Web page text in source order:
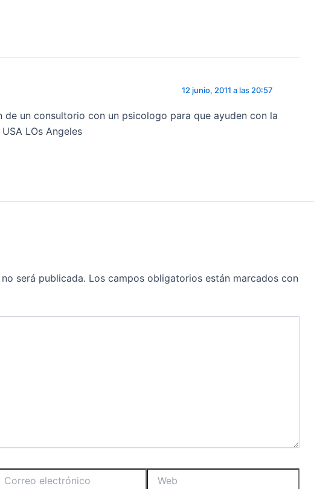
12 junio, 2011 a las 20:57
de un consultorio con un psicologo para que ayuden con la
LOs Angeles
será publicada. Los campos obligatorios están marcados con